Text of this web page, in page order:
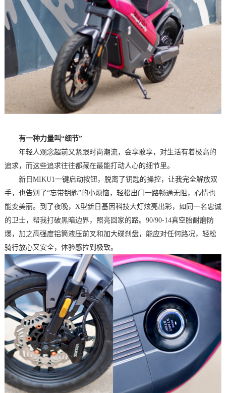
有一种力量叫“细节”
年轻人观念超前又紧跟时尚潮流，会享敢享，对生活有着极高的
追求，而这些追求往往都藏在最能打动人心的细节里。
新日MIKU1一键启动按钮，脱离了钥匙的操控，让我完全解放双
手，也告别了“忘带钥匙”的小烦恼，轻松出门一路畅通无阻，心情也
能变美丽。到了夜晚，X型新日基因科技大灯炫亮出彩，如同一名忠诚
的卫士，帮我打破黑暗边界，照亮回家的路。90/90-14真空胎耐磨防
爆，加之高强度铝筒液压前叉和加大碟刹盘，能应对任何路况，轻松
骑行放心又安全，体验感拉到极致。